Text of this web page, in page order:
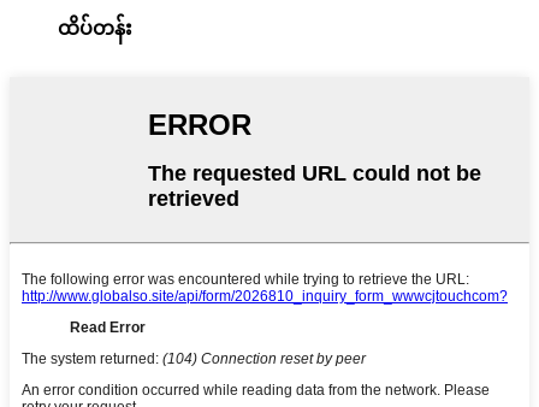
ထိပ်တန်း